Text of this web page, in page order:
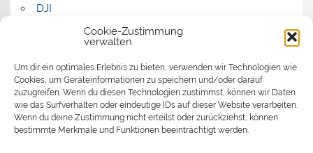
Cookie-Zustimmung
verwalten
Um dir ein optimales Erlebnis zu bieten, verwenden wir Technologien wie
Cookies, um Geräteinformationen zu speichern und/oder darauf
zuzugreifen. Wenn du diesen Technologien zustimmst, können wir Daten
wie das Surfverhalten oder eindeutige IDs auf dieser Website verarbeiten.
Wenn du deine Zustimmung nicht erteilst oder zurückziehst, können
bestimmte Merkmale und Funktionen beeinträchtigt werden.
DJI
Panorama
Politik
Retrocomputer
Uncategorized
Video